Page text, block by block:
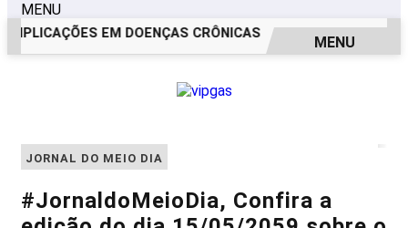
MENU
EM DOENÇAS CRÔNICAS MAIOR EVENTO
MENU
JORNAL DO MEIO DIA
#JornaldoMeioDia, Confira a